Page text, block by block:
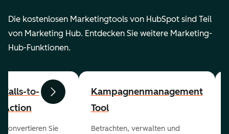
Die kostenlosen Marketingtools von HubSpot sind Teil
von Marketing Hub. Entdecken Sie weitere Marketing-
Hub-Funktionen.
ZurückWeiter
Calls-to-
Action
Konvertieren Sie
Kampagnenmanagement
Tool
Betrachten, verwalten und